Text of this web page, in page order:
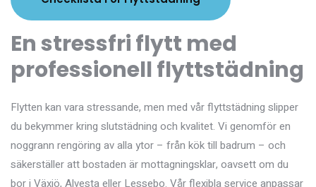
En stressfri flytt med
professionell flyttstädning
Flytten kan vara stressande, men med vår flyttstädning slipper
du bekymmer kring slutstädning och kvalitet. Vi genomför en
noggrann rengöring av alla ytor – från kök till badrum – och
säkerställer att bostaden är mottagningsklar, oavsett om du
bor i Växjö, Alvesta eller Lessebo. Vår flexibla service anpassar